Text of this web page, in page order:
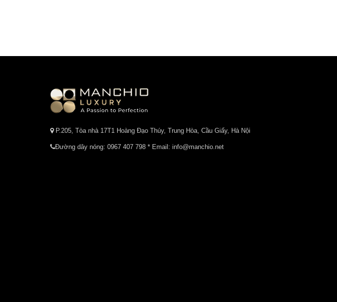
P.205, Tòa nhà 17T1 Hoàng Đạo Thúy, Trung Hòa, Cầu Giấy, Hà Nội
Đường dây nóng: 0967 407 798 * Email: info@manchio.net